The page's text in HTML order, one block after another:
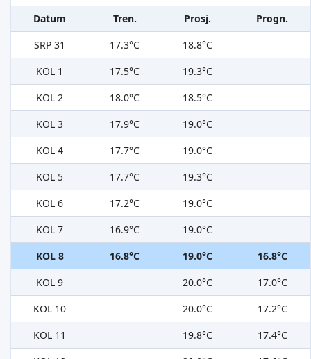
Datum Tren. Prosj.
Progn.
SRP 31
17.3°C
18.8°C
KOL 1
17.5°C
19.3°C
KOL 2
18.0°C
18.5°C
KOL 3
17.9°C
19.0°C
KOL 4
17.7°C
19.0°C
KOL 5
17.7°C
19.3°C
KOL 6
17.2°C
19.0°C
KOL 7
16.9°C
19.0°C
KOL 8
16.8°C 19.0°C
16.8°C
KOL 9
20.0°C
17.0°C
KOL 10
20.0°C
17.2°C
KOL 11
19.8°C
17.4°C